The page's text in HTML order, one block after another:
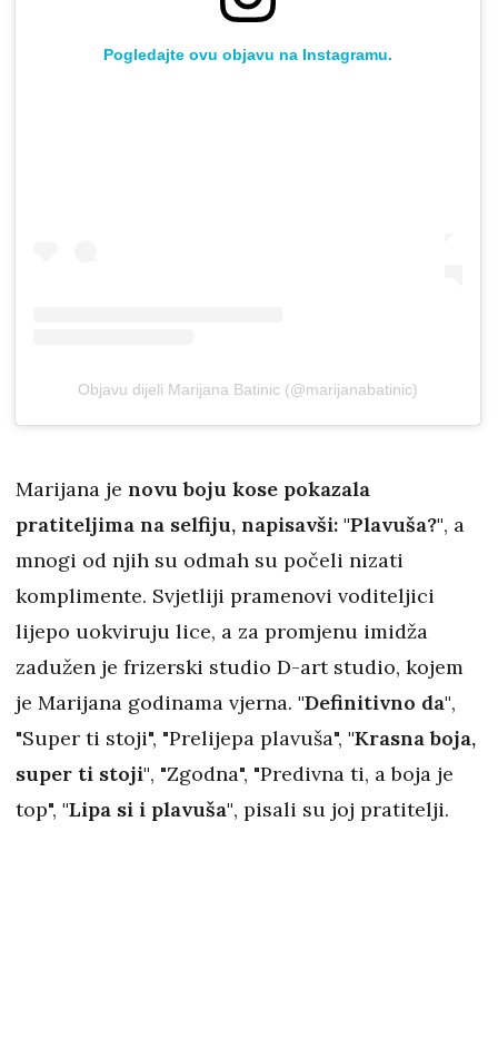
Pogledajte ovu objavu na Instagramu.
Objavu dijeli Marijana Batinic (@marijanabatinic)
Marijana je novu boju kose pokazala
pratiteljima na selfiju, napisavši: "Plavuša?", a
mnogi od njih su odmah su počeli nizati
komplimente. Svjetliji pramenovi voditeljici
lijepo uokviruju lice, a za promjenu imidža
zadužen je frizerski studio D-art studio, kojem
je Marijana godinama vjerna. "Definitivno da",
"Super ti stoji", "Prelijepa plavuša", "Krasna boja,
super ti stoji", "Zgodna", "Predivna ti, a boja je
top", "Lipa si i plavuša", pisali su joj pratitelji.